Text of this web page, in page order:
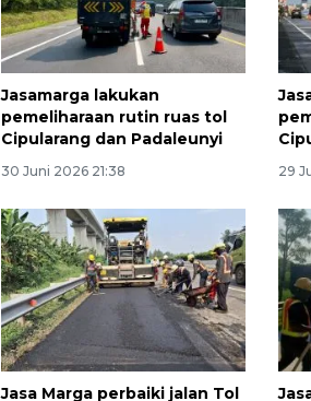
Jasamarga lakukan
pemeliharaan rutin ruas tol
Cipularang dan Padaleunyi
30 Juni 2026 21:38 29
Jasa Marga perbaiki jalan Tol
Ekonomi
tumbuh
2026-08-06